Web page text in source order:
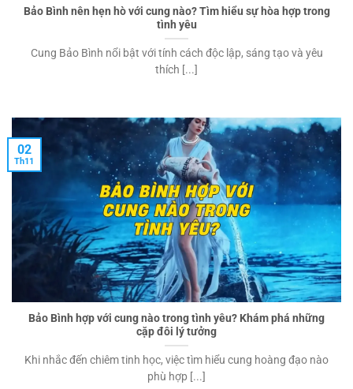
Bảo Bình nên hẹn hò với cung nào? Tìm hiểu sự hòa hợp trong
tình yêu
Cung Bảo Bình nổi bật với tính cách độc lập, sáng tạo và yêu
thích [...]
Bảo Bình hợp với cung nào trong tình yêu? Khám phá những
cặp đôi lý tưởng
Khi nhắc đến chiêm tinh học, việc tìm hiểu cung hoàng đạo nào
phù hợp [...]
02
Th11